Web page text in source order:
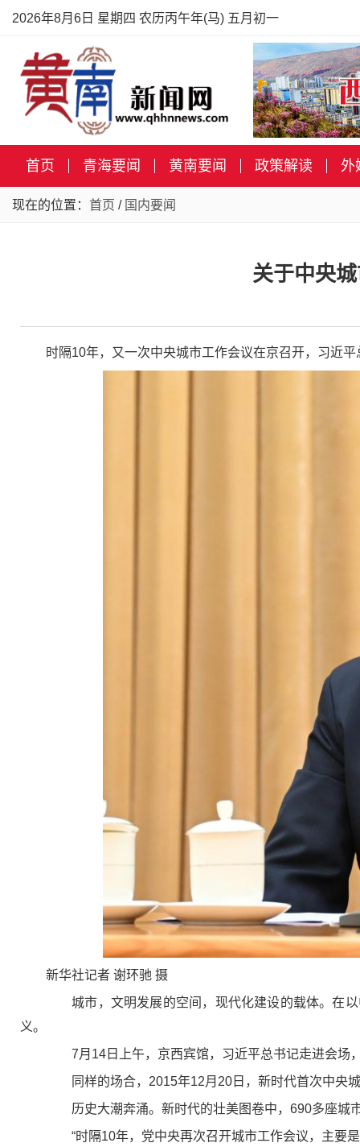
2026年8月6日 星期四 农历丙午年(马) 五月初一
首页 青海要闻 黄南要闻 政策解读 外
现在的位置： 首页 / 国内要闻
关于中央
时隔10年，又一次中央城市工作会议在京召开，习近
新华社记者 谢环驰 摄
城市，文明发展的空间，现代化建设的载体。在以
义。
7月14日上午，京西宾馆，习近平总书记走进会场
同样的场合，2015年12月20日，新时代首次中央
历史大潮奔涌。新时代的壮美图卷中，690多座城
“时隔10年，党中央再次召开城市工作会议，主要是